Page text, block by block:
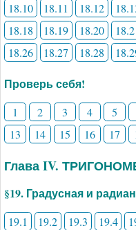
18.10
18.11 18.12
18.18
18.19 18.20
18.26
18.27 18.28
Проверь себя!
1 2 3 4 5
13
14 15 16 17
Глава IV.
§19. Градусная и
19.1 19.2 19.3 19.4